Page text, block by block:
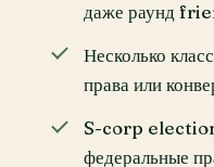
даже раунд
Несколько
права или
S-corp
федеральные